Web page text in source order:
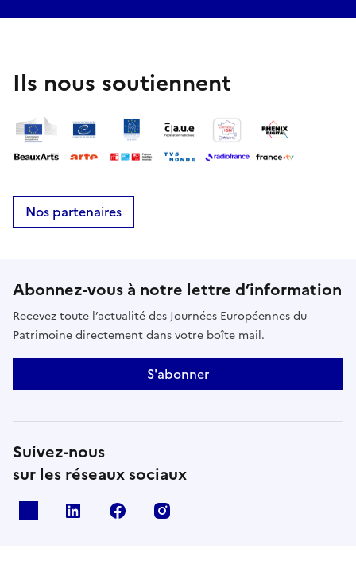
Ils nous soutiennent
Nos partenaires
Abonnez-vous à notre lettre d’information
Recevez toute l’actualité des Journées Européennes du
Patrimoine directement dans votre boîte mail.
S'abonner
Suivez-nous
sur les réseaux sociaux
Linkedin Facebook